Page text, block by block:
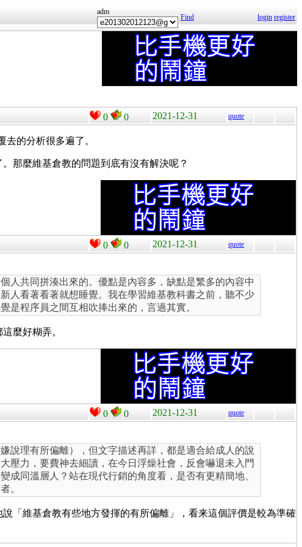
adm
Find login register
0 0 2021-12-31 quote
的分析很多遍了。
那麼維基倉教的問題到底有沒有解決呢？
0 0 2021-12-31 quote
人共同拼湊出來的。優點是內容多，缺點是繁多的內容中
人看著看著就想睡覺。我在學習維基教科書之前，聽不少
是程序員之間互相吹捧出來的，言過其實。
麼好糊弄。
0 0 2021-12-31 quote
說理有所偏離），但文字描述再詳，都是適合給成人的說
壓力，要費神去細讀，在今日浮燥社會，反會嚇退未入門
同溫層人？站在現代行銷的角度看，是否有更精簡地、
。
「維基倉教有些地方發揮的有所偏離」，看来這個評價是較為準確